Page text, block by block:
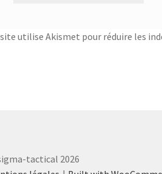
site utilise Akismet pour réduire les
tactical 2026